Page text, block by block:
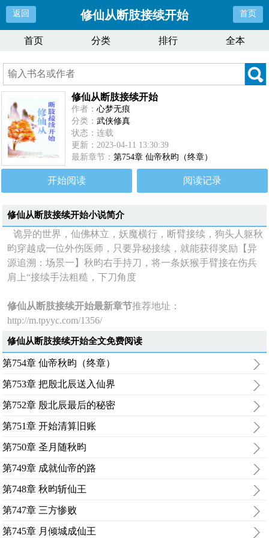
返回 修仙从断肢接续开始 首页
首页 分类 排行 全本
修仙从断肢接续开始
作者：心梦无痕
分类：武侠修真
状态：连载
更新：2023-04-11 13:30:39
最新章节：第754章 仙帝秋昀（终章）
开始阅读 阅读记录
修仙从断肢接续开始小说简介
诡异的世界，仙佛林立，妖魔横行，断臂接续，狗头人躯秋
昀穿越成一位外伤医师，只要异秘接续，就能获得奖励【异
源追溯：场景一】秋昀右手持刀，将一条妖猴手臂接在伤兵
肩上“接续手法粗糙，下刀角度
修仙从断肢接续开始最新章节推荐地址：
http://m.tpyyc.com/1356/
修仙从断肢接续开始全文免费阅读
第754章 仙帝秋昀（终章）
第753章 把殷北辰送入仙界
第752章 殷北辰最后的秘密
第751章 开始清算旧账
第750章 圣月随秋昀
第749章 成就仙帝的路
第748章 秋昀斩仙王
第747章 三方惨败
第745章 月倾城成仙王